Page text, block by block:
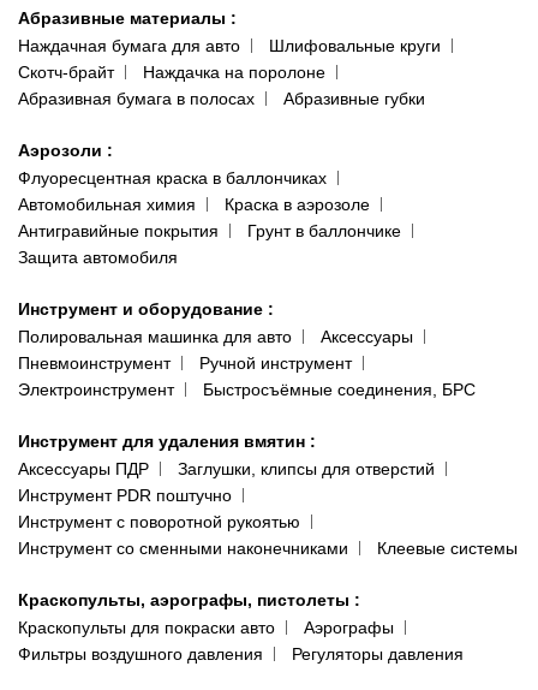
Абразивные материалы :
Наждачная бумага для авто
Шлифовальные круги
Скотч-брайт
Наждачка на поролоне
Абразивная бумага в полосах
Абразивные губки
Аэрозоли :
Флуоресцентная краска в баллончиках
Автомобильная химия
Краска в аэрозоле
Антигравийные покрытия
Грунт в баллончике
Защита автомобиля
Инструмент и оборудование :
Полировальная машинка для авто
Аксессуары
Пневмоинструмент
Ручной инструмент
Электроинструмент
Быстросъёмные соединения, БРС
Инструмент для удаления вмятин :
Аксессуары ПДР
Заглушки, клипсы для отверстий
Инструмент PDR поштучно
Инструмент с поворотной рукоятью
Инструмент со сменными наконечниками
Клеевые системы
Краскопульты, аэрографы, пистолеты :
Краскопульты для покраски авто
Аэрографы
Фильтры воздушного давления
Регуляторы давления